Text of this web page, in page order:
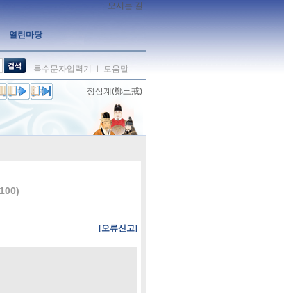
오시는 길
열린마당
특수문자입력기 ㅣ 도움말
정삼계(鄭三戒)
[오류신고]